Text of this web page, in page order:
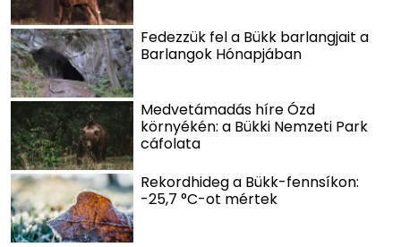
Fedezzük fel a Bükk barlangjait a
Barlangok Hónapjában
Medvetámadás híre Ózd
környékén: a Bükki Nemzeti Park
cáfolata
Rekordhideg a Bükk-fennsíkon:
-25,7 °C-ot mértek